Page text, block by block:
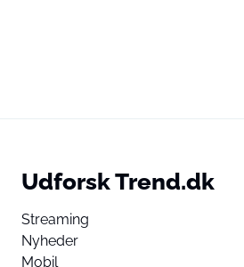
Udforsk Trend.dk
Streaming
Nyheder
Mobil